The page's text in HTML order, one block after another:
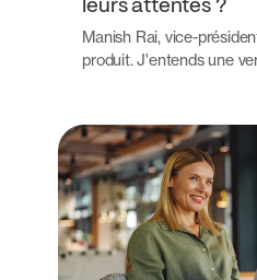
leurs attentes ?
Manish Rai, vice-
produit. J'entends une